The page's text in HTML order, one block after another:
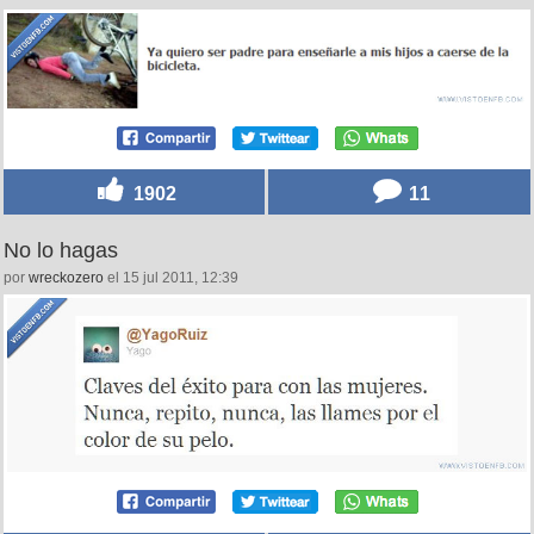
1902 11
No lo hagas
por wreckozero el 15 jul 2011, 12:39